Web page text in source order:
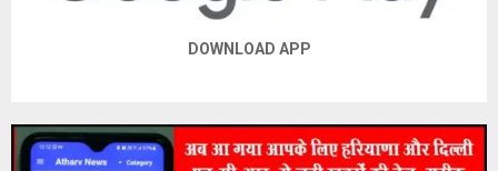
DOWNLOAD APP